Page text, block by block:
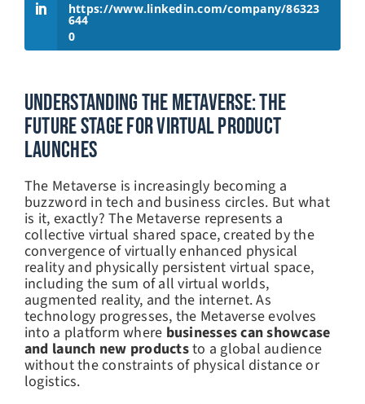
https://www.linkedin.com/company/86323
644
0
Understanding The Metaverse: The
Future Stage For Virtual Product
Launches
The Metaverse is increasingly becoming a
buzzword in tech and business circles. But what
is it, exactly? The Metaverse represents a
collective virtual shared space, created by the
convergence of virtually enhanced physical
reality and physically persistent virtual space,
including the sum of all virtual worlds,
augmented reality, and the internet. As
technology progresses, the Metaverse evolves
into a platform where businesses can showcase
and launch new productsto a global audience
without the constraints of physical distance or
logistics.